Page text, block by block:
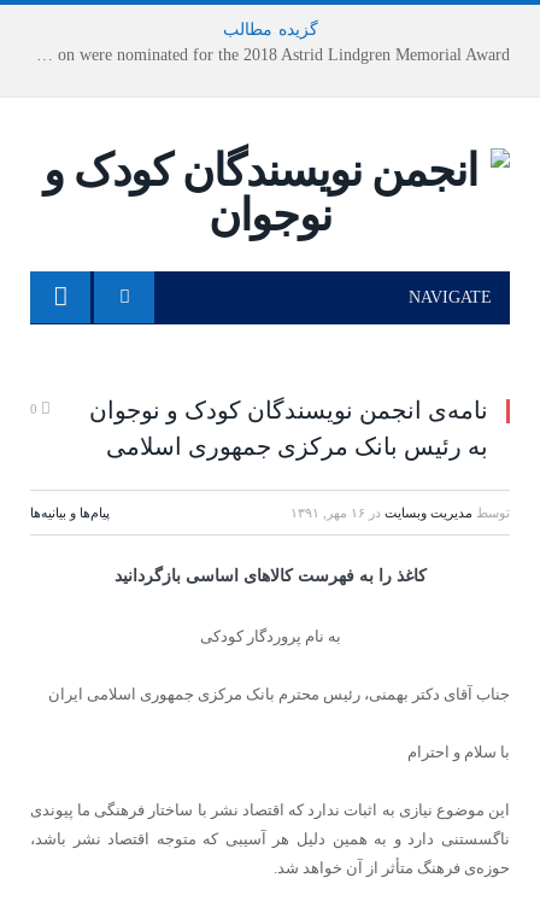
گزیده مطالب
NAVIGATE
نامه‌ی انجمن نویسندگان کودک و نوجوان
به رئیس بانک مرکزی جمهوری اسلامی
توسط مدیریت وبسایت در ۱۶ مهر, ۱۳۹۱ پیام‌ها و بیانیه‌ها
کاغذ را به فهرست کالاهای اساسی بازگردانید
به نام پروردگار کودکی
جناب آقای دکتر بهمنی، رئیس محترم بانک مرکزی جمهوری اسلامی ایران
با سلام و احترام
این موضوع نیازی به اثبات ندارد که اقتصاد نشر با ساختار فرهنگی ما پیوندی
ناگسستنی دارد و به همین دلیل هر آسیبی که متوجه اقتصاد نشر باشد،
حوزه‌ی فرهنگ متأثر از آن خواهد شد.